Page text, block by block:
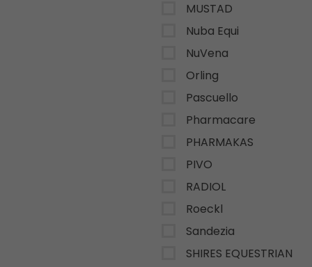
MUSTAD
Nuba Equi
NuVena
Orling
Pascuello
Pharmacare
PHARMAKAS
PIVO
RADIOL
Roeckl
Sandezia
SHIRES EQUESTRIAN